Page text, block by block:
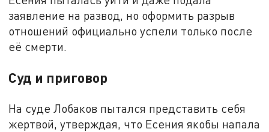
заявление на развод, но оформить разрыв
отношений официально успели только после
её смерти.
Суд и приговор
На суде Лобаков пытался представить себя
жертвой, утверждая, что Есения якобы напала